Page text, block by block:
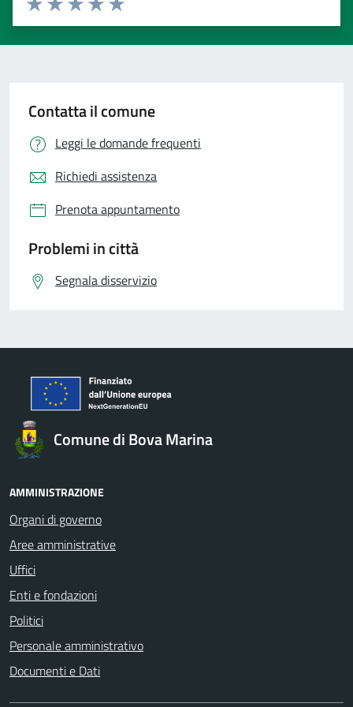
Valuta 5 stelle su 5
Valuta 4 stelle su 5
Valuta 3 stelle su 5
Valuta 2 stelle su 5
Valuta 1 stelle su 5
Contatta il comune
Leggi le domande frequenti
Richiedi assistenza
Prenota appuntamento
Problemi in città
Segnala disservizio
Comune di Bova Marina
AMMINISTRAZIONE
Organi di governo
Aree amministrative
Uffici
Enti e fondazioni
Politici
Personale amministrativo
Documenti e Dati